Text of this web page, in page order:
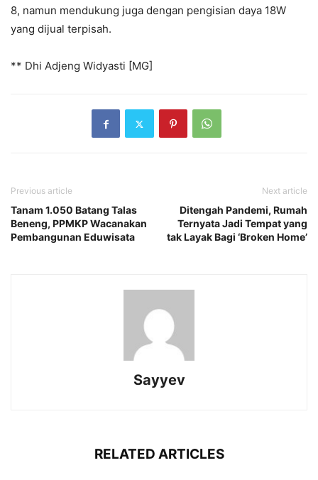
8, namun mendukung juga dengan pengisian daya 18W
yang dijual terpisah.
** Dhi Adjeng Widyasti [MG]
Previous article
Tanam 1.050 Batang Talas
Beneng, PPMKP Wacanakan
Pembangunan Eduwisata
Next article
Ditengah Pandemi, Rumah
Ternyata Jadi Tempat yang
tak Layak Bagi ‘Broken Home’
Sayyev
RELATED ARTICLES